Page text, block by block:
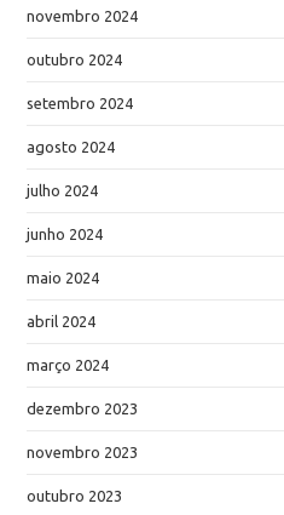
novembro 2024
outubro 2024
setembro 2024
agosto 2024
julho 2024
junho 2024
maio 2024
abril 2024
março 2024
dezembro 2023
novembro 2023
outubro 2023